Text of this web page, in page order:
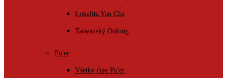
Lokalita Yan Cha
Taiwanský Oolong
Pu'er
Všetky čaje Pu'er